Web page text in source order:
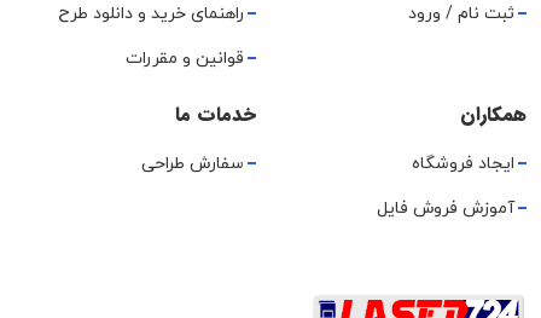
ثبت نام / ورود
راهنمای خرید و دانلود طرح
قوانین و مقررات
همکاران
ایجاد فروشگاه
آموزش فروش فایل
خدمات ما
سفارش طراحی